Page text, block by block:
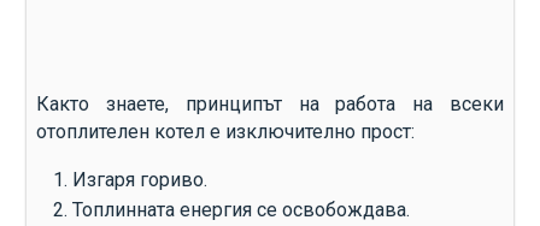
Както знаете, принципът на работа на всеки
отоплителен котел е изключително прост:
Изгаря гориво.
Топлинната енергия се освобождава.